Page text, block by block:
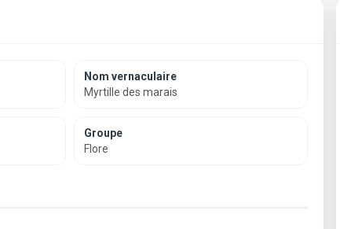
Nom vernaculaire
Myrtille des marais
Groupe
Flore